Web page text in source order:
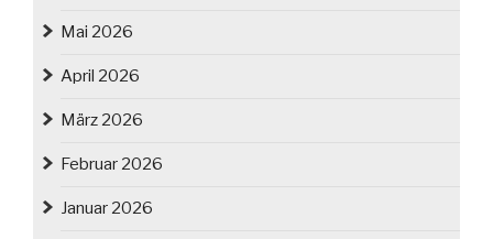
Mai 2026
April 2026
März 2026
Februar 2026
Januar 2026